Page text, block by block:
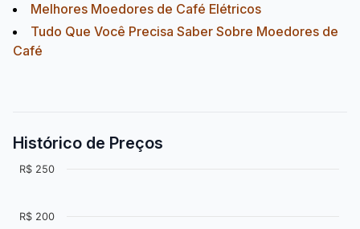
Melhores Moedores de Café Elétricos
Tudo Que Você Precisa Saber Sobre Moedores de
Café
Histórico de Preços
R$ 200
R$ 250